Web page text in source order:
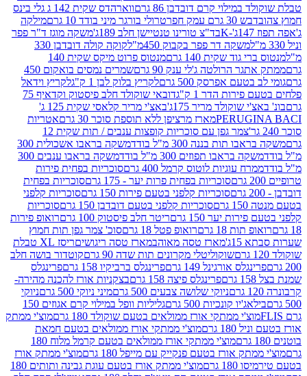
קרם דובדבן 86 גרם
ווארהדס שקית 142 ג גלי בינס
דבש 30 גרם עמק חפר
טרולי בורגר מיני בודד 10 גרם
מילקה
בד"צ טורינו טנטיישן חלב 189ג'
משקה מוגז ד"ר פפר
משקה דר פפר בקבוק 450מ"ל
קוקה קולה דובדבן 330
גוד שקית 140 גרם
מנטוס פרוט מיקס שקית 140
הרולטה ג'לי ענק 90 גרם
שמרים נמסים בואקום 450
אפרסק 500 גרם
לקריץ בלוק לבן 1 ק"ג
לקריץ וידאל
הדר 1 ק"ג
דובאי שוקולד חלב פיסטוק וקדאיף 75
שוקולד מריר 175ג'
באצ'י מריר קלאסי שקית 125 ג'
מארז מרציפן ללא תוספת סוכר 30 גרם
אטריות
צמר גפן עם סוכריות קופצות ענבים / תות שקית 12
תות בננה 300 מ"ל בודד
משקה בראבו אשכולית 300
בראבו תפוזים 300 מ"ל בודד
משקה בראבו ענבים 300
עוגיות לוטוס קרמל 400 גרם
סוכריות בפחית פירות
סוכריות בפחית פרות יער - 175 גרם
סוכריות בפחית
סוכריות קלפני בטעם פירות 150 גרם
סוכריות קלפני
סוכריות קלפני בטעם דובדבן 150 גרם
סוכריות
יער 150 גרם
ריטר חלב פיסטוק 100 גרם
רואופ פירות
תות 18 גרם
רואופ פטל 18 גרם
סוכ' צמר גפן תות חמוץ
מארז טסה מאוהב מארז טסה ריגושים
ריסז XL טבלת
שוקוליטלי מקרונים תות שדה 90 גרם
קוטדור בושה חלב
אורגינל 149 גרם
פרינגלס ברביקיו 158 גרם
פרינגלס
פרינגלס פיצה 158 גרם
בצקניות אורז להכנה מהירה-
ניוקי שלושה צבעים 500 גרם
מיני ניוקי 500 גרם
ניוקי
קונכיות 500 גרם
גליליות וופל במילוי קרם אגוזים 150
ממתקי אורז ממולאים בטעם שוקולד 180 גרם
מוצ'י ממתק
גרם
מוצ'י ממתקי אורז ממולאים בטעם חמאת
מוצ'י ממתקי אורז ממולאים בטעם קרמל מלוח 180
אורז בטעם פנקייק עם מייפל 180 גרם
מוצ'י ממתק אורז
גרם
מוצ'י ממתק אורז בטעם עוגת גבינה ותותים 180